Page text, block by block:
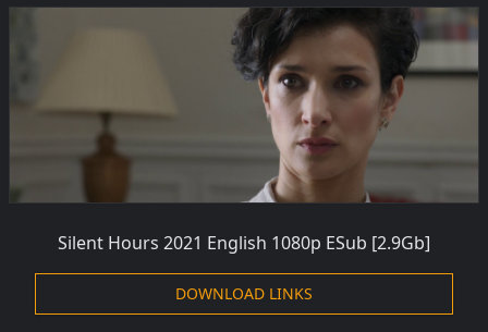
Silent Hours 2021 English 1080p ESub [2.9Gb]
DOWNLOAD LINKS